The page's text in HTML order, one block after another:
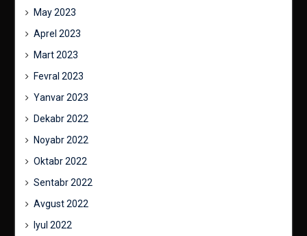
May 2023
Aprel 2023
Mart 2023
Fevral 2023
Yanvar 2023
Dekabr 2022
Noyabr 2022
Oktabr 2022
Sentabr 2022
Avgust 2022
Iyul 2022